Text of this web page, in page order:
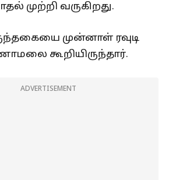
முற்றி வருகிறது.
முன்னாள் ரவுடி
கூறியிருந்தார்.
ADVERTISEMENT